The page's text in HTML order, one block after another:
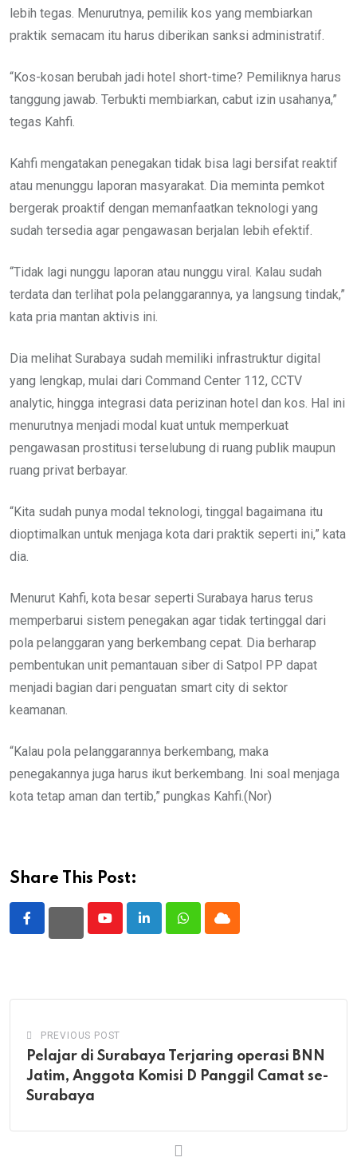
lebih tegas. Menurutnya, pemilik kos yang membiarkan
praktik semacam itu harus diberikan sanksi administratif.
“Kos-kosan berubah jadi hotel short-time? Pemiliknya harus
tanggung jawab. Terbukti membiarkan, cabut izin usahanya,”
tegas Kahfi.
Kahfi mengatakan penegakan tidak bisa lagi bersifat reaktif
atau menunggu laporan masyarakat. Dia meminta pemkot
bergerak proaktif dengan memanfaatkan teknologi yang
sudah tersedia agar pengawasan berjalan lebih efektif.
“Tidak lagi nunggu laporan atau nunggu viral. Kalau sudah
terdata dan terlihat pola pelanggarannya, ya langsung tindak,”
kata pria mantan aktivis ini.
Dia melihat Surabaya sudah memiliki infrastruktur digital
yang lengkap, mulai dari Command Center 112, CCTV
analytic, hingga integrasi data perizinan hotel dan kos. Hal ini
menurutnya menjadi modal kuat untuk memperkuat
pengawasan prostitusi terselubung di ruang publik maupun
ruang privat berbayar.
“Kita sudah punya modal teknologi, tinggal bagaimana itu
dioptimalkan untuk menjaga kota dari praktik seperti ini,” kata
dia.
Menurut Kahfi, kota besar seperti Surabaya harus terus
memperbarui sistem penegakan agar tidak tertinggal dari
pola pelanggaran yang berkembang cepat. Dia berharap
pembentukan unit pemantauan siber di Satpol PP dapat
menjadi bagian dari penguatan smart city di sektor
keamanan.
“Kalau pola pelanggarannya berkembang, maka
penegakannya juga harus ikut berkembang. Ini soal menjaga
kota tetap aman dan tertib,” pungkas Kahfi.(Nor)
Share This Post:
YoutubeLinkedInWhatsappCloud
PREVIOUS POST
Pelajar di Surabaya Terjaring operasi BNN
Jatim, Anggota Komisi D Panggil Camat se-
Surabaya